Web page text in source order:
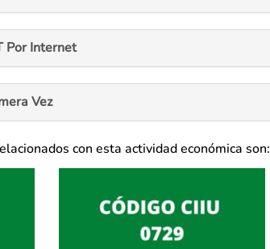
Por Internet
Vez
con esta actividad económica son: